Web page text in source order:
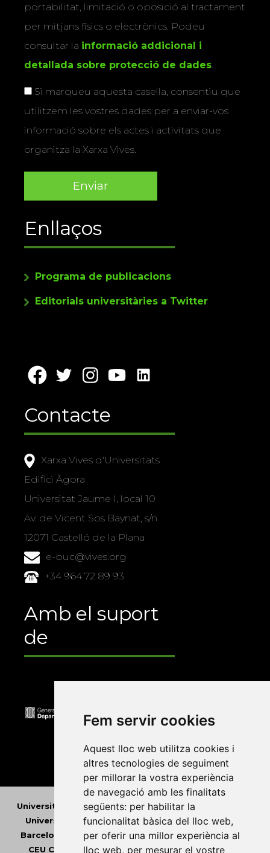
Fem servir cookies
Aquest lloc web utilitza cookies i
altres tecnologies de seguiment
per millorar la vostra experiència
de navegació amb les finalitats
següents: per habilitar la
funcionalitat bàsica del lloc web,
per oferir una millor experiència al
lloc web, per mesurar el vostre
portabilitat, limitació o oposició al tractament
per mitjans físics o electrònics. Podeu
consultar la informació addicional i
detallada sobre protecció de dades.
Si marqueu aquesta casella, consentiu que
utilitzem les vostres dades per a enviar-vos
informació sobre els actes i activitats que
organitza la Xarxa Vives.
Enllaços
Programa de publicacions
Editorials universitàries a Twitter
Contacte
Xarxa Vives d'Universitats
Edifici Àgora
Universitat Jaume I, local 10
Av. de Vicent Sos Baynat, s/n
12071 Castelló de la Plana
e-buc@vives.org
+34 964 72 89 93
Amb el suport
de
Universitat Abat Oliba CEU•Universitat d'Alacant
Universitat d'Andorra•Universitat Autònoma de
Barcelona
Universitat de Barcelona•Universitat
CEU Cardenal Herrera
•Universitat de Girona